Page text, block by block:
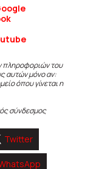
πληροφοριών του
αυτών μόνο αν:
όπου γίνεται η
σύνδεσμος
Twitter